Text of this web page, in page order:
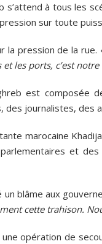
s’attend à tous les
sur toute
la pression de la rue.
les ports, c’est
est composée
des journalistes,
marocaine
et
blâme aux
cette trahison.
opération de